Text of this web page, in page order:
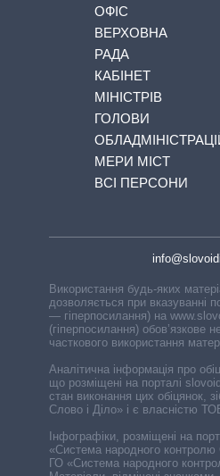
ОФІС
ВЕРХОВНА
РАДА
КАБІНЕТ
МІНІСТРІВ
ГОЛОВИ
МЕРИ МІСТ
ВСІ ПЕРСОНИ
Використання будь-яких
дозволяється при вказуванні
— гіперпосилання) на
(гіперпосилання) обов’язкове
часткового використання
Аналітична інформація про
що розміщені на порталі
стан виконання цих обіцянок,
Слово і Діло» і є власністю
Інфографіки, розміщені на
«Система народного контролю
ГО «Система народного